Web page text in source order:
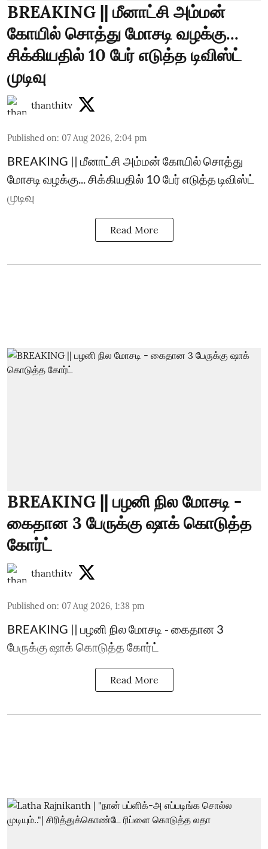
BREAKING || மீனாட்சி அம்மன்
கோயில் சொத்து மோசடி வழக்கு...
சிக்கியதில் 10 பேர் எடுத்த டிவிஸ்ட்
முடிவு
thanthitv
Published on: 07 Aug 2026, 2:04 pm
BREAKING || மீனாட்சி அம்மன் கோயில் சொத்து
மோசடி வழக்கு... சிக்கியதில் 10 பேர் எடுத்த டிவிஸ்ட்
முடிவு
Read More
BREAKING || பழனி நில மோசடி -
கைதான 3 பேருக்கு ஷாக் கொடுத்த
கோர்ட்
thanthitv
Published on: 07 Aug 2026, 1:38 pm
BREAKING || பழனி நில மோசடி - கைதான 3
பேருக்கு ஷாக் கொடுத்த கோர்ட்
Read More